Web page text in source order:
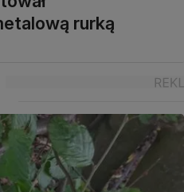
rurką